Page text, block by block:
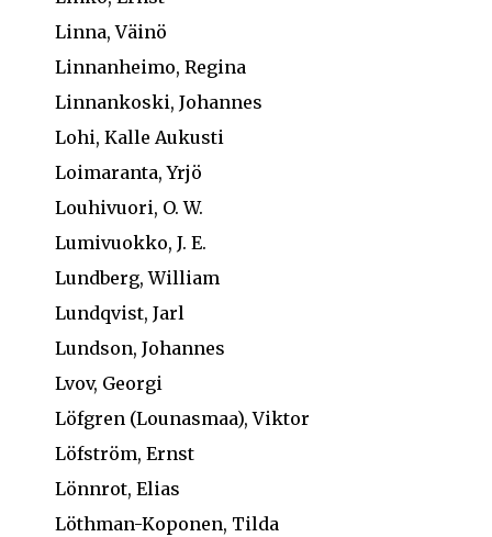
Linna, Väinö
Linnanheimo, Regina
Linnankoski, Johannes
Lohi, Kalle Aukusti
Loimaranta, Yrjö
Louhivuori, O. W.
Lumivuokko, J. E.
Lundberg, William
Lundqvist, Jarl
Lundson, Johannes
Lvov, Georgi
Löfgren (Lounasmaa), Viktor
Löfström, Ernst
Lönnrot, Elias
Löthman-Koponen, Tilda